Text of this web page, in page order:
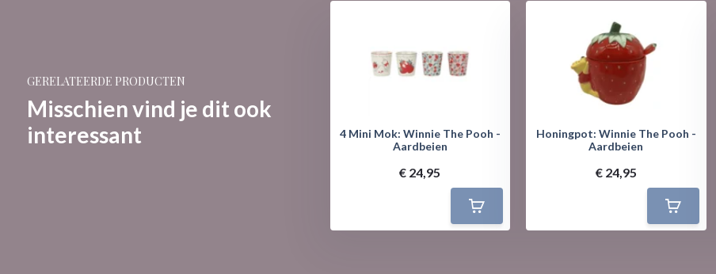
GERELATEERDE PRODUCTEN
Misschien vind je dit ook
interessant
Winnie The
- Aardbeien
4 Mini Mok: Winnie The Pooh -
Aardbeien
€ 24,95
Honingpot: Winnie The Pooh -
Aardbeien
€ 24,95